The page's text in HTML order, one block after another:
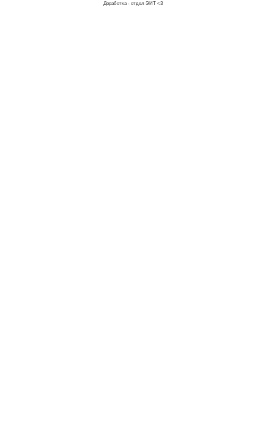
Доработка - отдел ЭИТ <3